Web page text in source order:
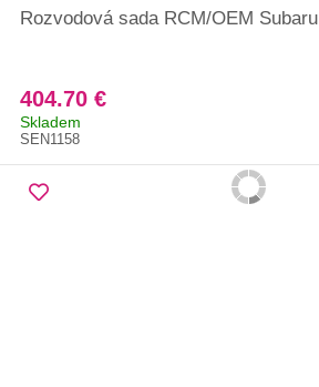
Rozvodová sada RCM/OEM Subaru
404.70 €
Skladem
SEN1158